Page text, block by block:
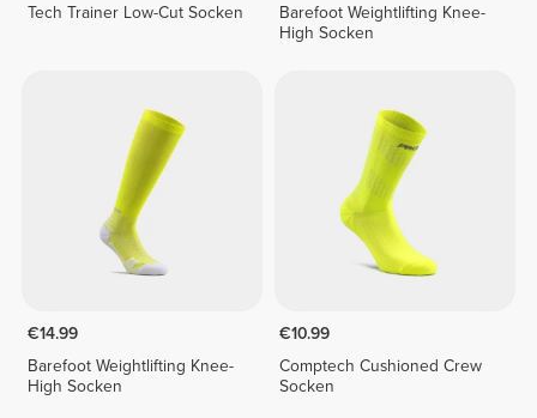
Tech Trainer Low-Cut Socken
Barefoot Weightlifting Knee-
High Socken
€14.99
Barefoot Weightlifting Knee-
High Socken
€10.99
Comptech Cushioned Crew
Socken